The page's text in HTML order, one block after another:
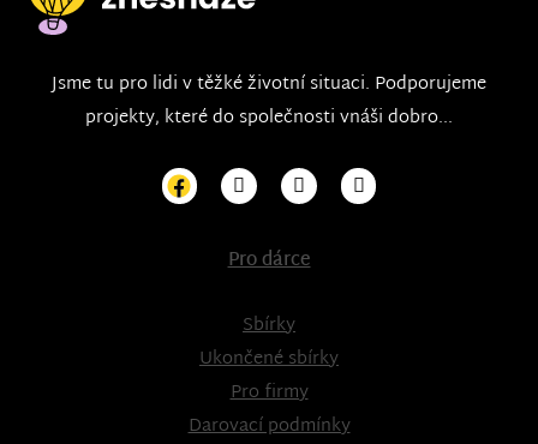
Jsme tu pro lidi v těžké životní situaci. Podporujeme
projekty, které do společnosti vnáši dobro...
Pro dárce
Sbírky
Ukončené sbírky
Pro firmy
Darovací podmínky